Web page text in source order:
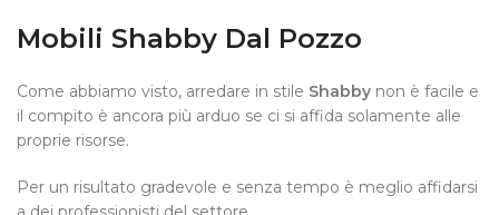
Mobili Shabby Dal Pozzo
Come abbiamo visto, arredare in stile Shabby non è facile e
il compito è ancora più arduo se ci si affida solamente alle
proprie risorse.
Per un risultato gradevole e senza tempo è meglio affidarsi